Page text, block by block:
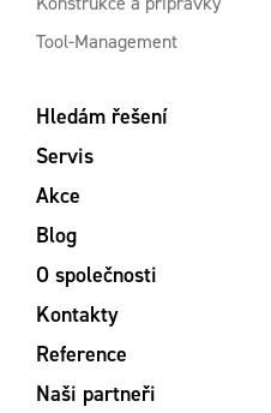
Tool-Management
Hledám řešení
Servis
Akce
Blog
O společnosti
Kontakty
Reference
Naši partneři